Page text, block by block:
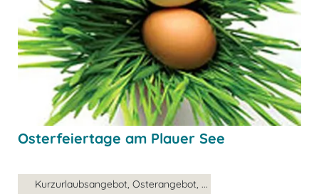
Osterfeiertage am Plauer See
Kurzurlaubsangebot, Osterangebot, ...